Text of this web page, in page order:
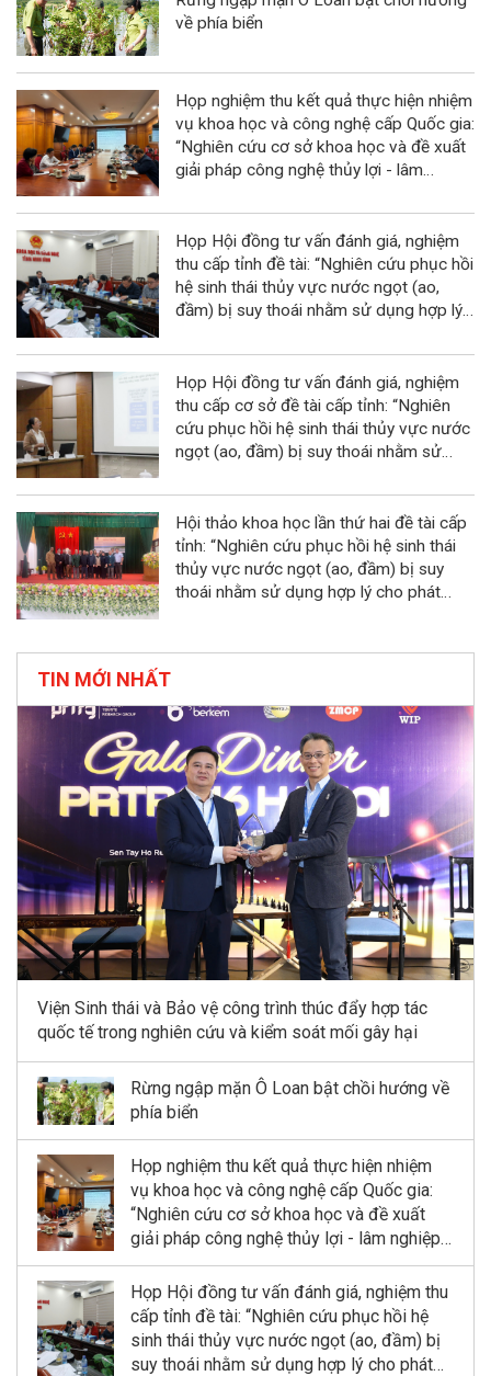
về phía biển
Họp nghiệm thu kết quả thực hiện nhiệm
vụ khoa học và công nghệ cấp Quốc gia:
“Nghiên cứu cơ sở khoa học và đề xuất
giải pháp công nghệ thủy lợi - lâm
rừng ngập mặn tại Khu dự trữ sinh
quyển sông Hồng”
Họp Hội đồng tư vấn đánh giá, nghiệm
thu cấp tỉnh đề tài: “Nghiên cứu phục hồi
hệ sinh thái thủy vực nước ngọt (ao,
đầm) bị suy thoái nhằm sử dụng hợp lý
nhỏ tỉnh Ninh Bình”
Họp Hội đồng tư vấn đánh giá, nghiệm
thu cấp cơ sở đề tài cấp tỉnh: “Nghiên
cứu phục hồi hệ sinh thái thủy vực nước
ngọt (ao, đầm) bị suy thoái nhằm sử
kinh tế quy mô nhỏ tỉnh Ninh Bình”
Hội thảo khoa học lần thứ hai đề tài cấp
tỉnh: “Nghiên cứu phục hồi hệ sinh thái
thủy vực nước ngọt (ao, đầm) bị suy
thoái nhằm sử dụng hợp lý cho phát
TIN MỚI NHẤT
Viện Sinh thái và Bảo vệ công trình thúc đẩy hợp tác
quốc tế trong nghiên cứu và kiểm soát mối gây hại
Rừng ngập mặn Ô Loan bật chồi hướng về
phía biển
Họp nghiệm thu kết quả thực hiện nhiệm
vụ khoa học và công nghệ cấp Quốc gia:
“Nghiên cứu cơ sở khoa học và đề xuất
giải pháp công nghệ thủy lợi - lâm nghiệp
kết hợp phục hồi và phát triển rừng ngập
mặn tại Khu dự trữ sinh quyển sông Hồng”
Họp Hội đồng tư vấn đánh giá, nghiệm thu
cấp tỉnh đề tài: “Nghiên cứu phục hồi hệ
sinh thái thủy vực nước ngọt (ao, đầm) bị
suy thoái nhằm sử dụng hợp lý cho phát